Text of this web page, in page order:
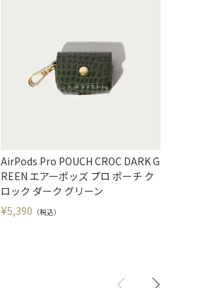
AirPods Pro POUCH CROC DARK G
REEN エアーポッズ プロ ポーチ ク
ロック ダーク グリーン
¥5,390 （税込）